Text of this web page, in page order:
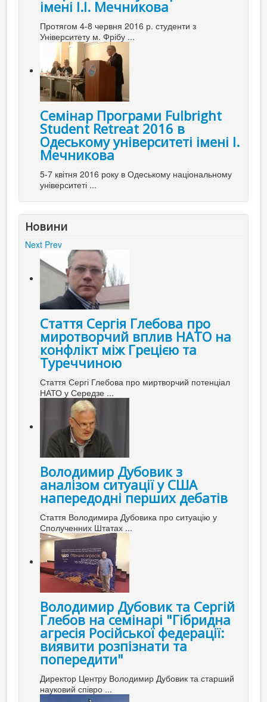
імені І.І. Мечникова
Протягом 4-8 червня 2016 р. студенти з
Університету м. Фрібу ...
Семінар Програми Fulbright
Student Retreat 2016 в
Одеському університеті імені І.
Мечникова
5-7 квітня 2016 року в Одеському національному
університеті ...
Новини
Next Prev
Стаття Сергія Глебова про
миротворчий вплив НАТО на
конфлікт між Грецією та
Туреччиною
Стаття Сергі Глебова про миртворчий потенціал
НАТО у Середзе ...
Володимир Дубовик з
аналізом ситуації у США
напередодні перших дебатів
Стаття Володимира Дубовика про ситуацію у
Сполученних Штатах ...
Володимир Дубовик та Сергій
Глебов на семінарі "Гібридна
агресія Російської федерації:
виявити розпізнати та
попередити"
Директор Центру Володимир Дубовик та старший
науковий співро ...